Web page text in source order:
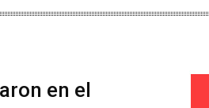
en el